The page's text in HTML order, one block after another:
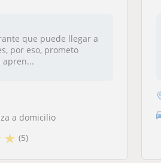
que puede llegar a
por eso, prometo
apren...
a domicilio
★ (5)